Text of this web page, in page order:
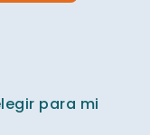
para mi